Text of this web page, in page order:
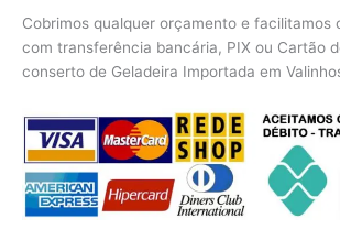
Cobrimos qualquer orçamento e facilitamos
com transferência bancária, PIX ou Cartão
conserto de Geladeira Importada em